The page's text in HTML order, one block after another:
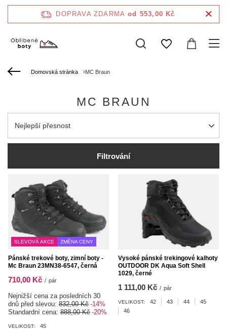
DOPRAVA ZDARMA od 553,00 Kč
Domovská stránka MC Braun
MC BRAUN
Zmień sortowanie
Nejlepší přesnost
Filtrování
SLEVOVÁ AKCE ZMĚNA CENY
Pánské trekové boty, zimní boty -
Mc Braun 23MN38-6547, černá
710,00 Kč / pár
Nejnižší cena za posledních 30
dnů před slevou: 832,00 Kč -14%
Standardní cena: 888,00 Kč -20%
VELIKOST: 45
Vysoké pánské trekingové kalhoty
OUTDOOR DK Aqua Soft Shell
1029, černé
1 111,00 Kč / pár
VELIKOST: 42 43 44
45
46